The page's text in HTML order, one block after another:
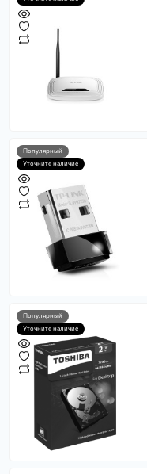
Популярный
Уточните наличие
Популярный
Уточните наличие